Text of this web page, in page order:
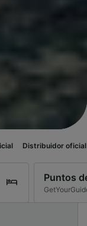
oficial
Puntos